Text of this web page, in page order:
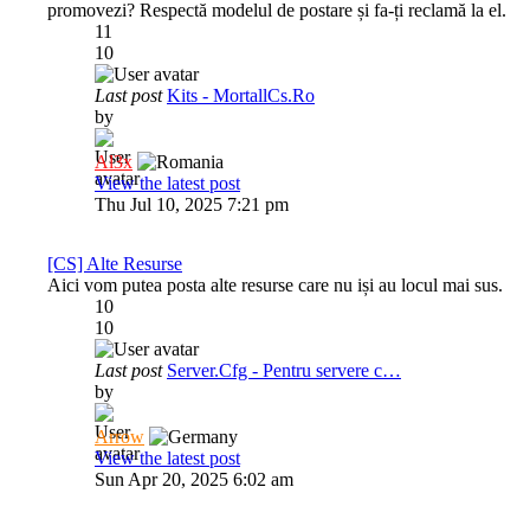
promovezi? Respectă modelul de postare și fa-ți reclamă la el.
11
10
Last post Kits - MortallCs.Ro
by
Al3x
View the latest post
Thu Jul 10, 2025 7:21 pm
[CS] Alte Resurse
Aici vom putea posta alte resurse care nu iși au locul mai sus.
10
10
Last post Server.Cfg - Pentru servere c…
by
Arrow
View the latest post
Sun Apr 20, 2025 6:02 am